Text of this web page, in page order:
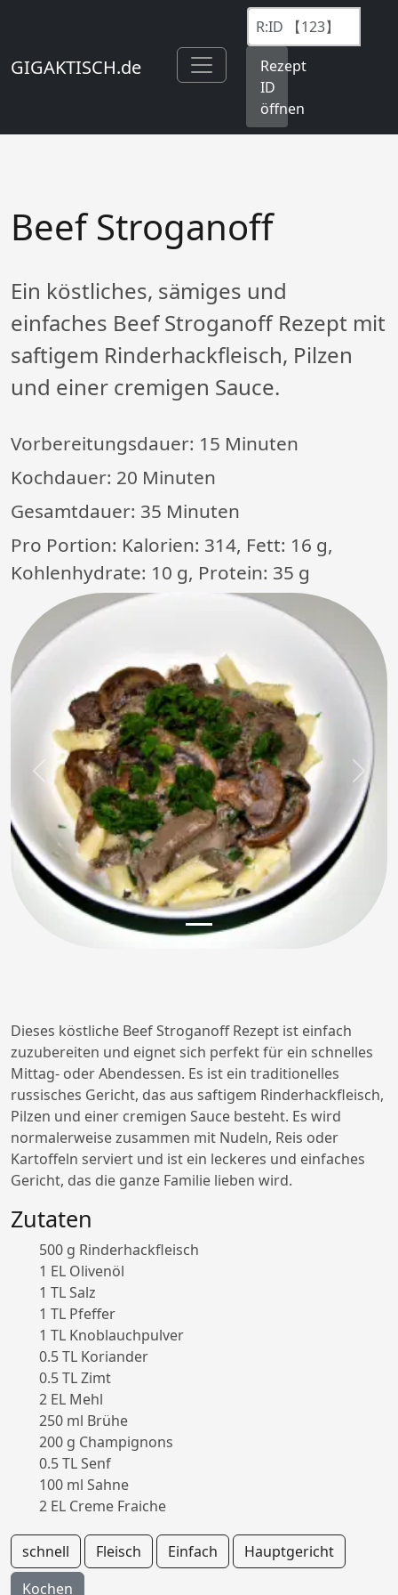
GIGAKTISCH.de
Rezept
ID
öffnen
Beef Stroganoff
Ein köstliches, sämiges und
einfaches Beef Stroganoff Rezept mit
saftigem Rinderhackfleisch, Pilzen
und einer cremigen Sauce.
Vorbereitungsdauer: 15 Minuten
Kochdauer: 20 Minuten
Gesamtdauer: 35 Minuten
Pro Portion: Kalorien: 314, Fett: 16 g,
Kohlenhydrate: 10 g, Protein: 35 g
Previous Next
Dieses köstliche Beef Stroganoff Rezept ist einfach
zuzubereiten und eignet sich perfekt für ein schnelles
Mittag- oder Abendessen. Es ist ein traditionelles
russisches Gericht, das aus saftigem Rinderhackfleisch,
Pilzen und einer cremigen Sauce besteht. Es wird
normalerweise zusammen mit Nudeln, Reis oder
Kartoffeln serviert und ist ein leckeres und einfaches
Gericht, das die ganze Familie lieben wird.
Zutaten
500 g Rinderhackfleisch
1 EL Olivenöl
1 TL Salz
1 TL Pfeffer
1 TL Knoblauchpulver
0.5 TL Koriander
0.5 TL Zimt
2 EL Mehl
250 ml Brühe
200 g Champignons
0.5 TL Senf
100 ml Sahne
2 EL Creme Fraiche
schnell Fleisch Einfach
Hauptgericht
Kochen